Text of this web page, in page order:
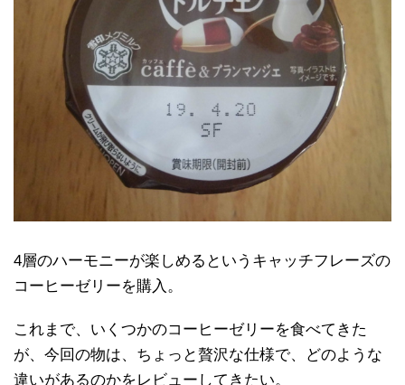
4層のハーモニーが楽しめるというキャッチフレーズの
コーヒーゼリーを購入。
これまで、いくつかのコーヒーゼリーを食べてきた
が、今回の物は、ちょっと贅沢な仕様で、どのような
違いがあるのかをレビューしてきたい。